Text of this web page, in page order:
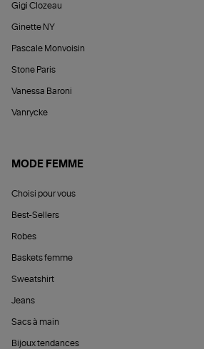
Gigi Clozeau
Ginette NY
Pascale Monvoisin
Stone Paris
Vanessa Baroni
Vanrycke
MODE FEMME
Choisi pour vous
Best-Sellers
Robes
Baskets femme
Sweatshirt
Jeans
Sacs à main
Bijoux tendances